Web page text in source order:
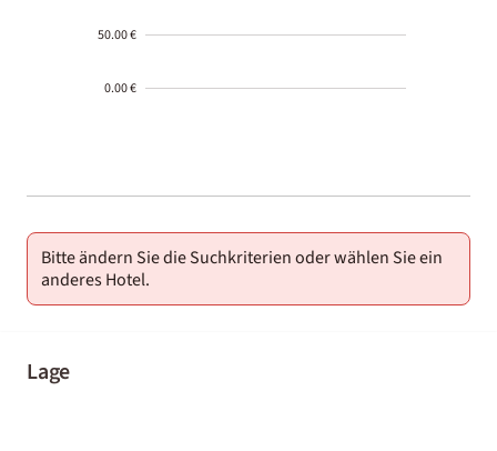
50.00 €
0.00 €
01-02
Bitte ändern Sie die Suchkriterien oder wählen Sie ein
anderes Hotel.
Lage